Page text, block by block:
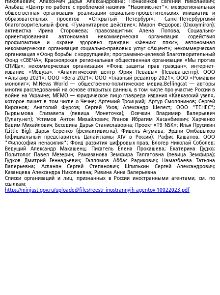
Николаевич; Апахончич Дарья Александровна; Понасенков Евгений Николаевич;
Альбац; «Центр по работе с проблемой насилия "Насилию.нет"»; межрегиональная
общественная организация реализации социально-просветительских инициатив и
образовательных проектов «Открытый Петербург»; Санкт-Петербургский
благотворительный фонд «Гуманитарное действие»; Мирон Федоров; (Oxxxymiron);
активистка Ирина Сторожева; правозащитник Алена Попова; Социально-
ориентированная автономная некоммерческая организация содействия
профилактике и охране здоровья граждан «Феникс плюс»; автономная
некоммерческая организация социально-правовых услуг «Акцент»; некоммерческая
организация «Фонд борьбы с коррупцией»; программно-целевой Благотворительный
Фонд «СВЕЧА»; Красноярская региональная общественная организация «Мы против
СПИДа»; некоммерческая организация «Фонд защиты прав граждан»; интернет-
издание «Медуза»; «Аналитический центр Юрия Левады» (Левада-центр); ООО
«Альтаир 2021»; ООО «Вега 2021»; ООО «Главный редактор 2021»; ООО «Ромашки
монолит»; M.News World — общественно-политическое медиа;Bellingcat — авторы
многих расследований на основе открытых данных, в том числе про участие России в
войне на Украине; МЕМО — юридическое лицо главреда издания «Кавказский узел»,
которое пишет в том числе о Чечне; Артемий Троицкий; Артур Смолянинов; Сергей
Кирсанов; Анатолий Фурсов; Сергей Ухов; Александр Шелест; ООО "ТЕНЕС";
Гырдымова Елизавета (певица Монеточка); Осечкин Владимир Валерьевич
(Гулагу.нет); Устимов Антон Михайлович; Яганов Ибрагим Хасанбиевич; Харченко
Вадим Михайлович; Беседина Дарья Станиславовна; Проект «T9 NSK»; Илья Прусикин
(Little Big); Дарья Серенко (фемактивистка); Фидель Агумава; Эрдни Омбадыков
(официальный представитель Далай-ламы XIV в России); Рафис Кашапов; ООО
"Философия ненасилия"; Фонд развития цифровых прав; Блогер Николай Соболев;
Ведущий Александр Макашенц; Писатель Елена Прокашева; Екатерина Дудко;
Политолог Павел Мезерин; Рамазанова Земфира Талгатовна (певица Земфира);
Гудков Дмитрий Геннадьевич; Галлямов Аббас Радикович; Намазбаева Татьяна
Валерьевна; Асланян Сергей Степанович; Шпилькин Сергей Александрович;
Казанцева Александра Николаевна; Ривина Анна Валерьевна
Списки организаций и лиц, признанных в России иностранными агентами, см. по
ссылкам:
https://minjust.gov.ru/uploaded/files/reestr-inostrannyih-agentov-10022023.pdf